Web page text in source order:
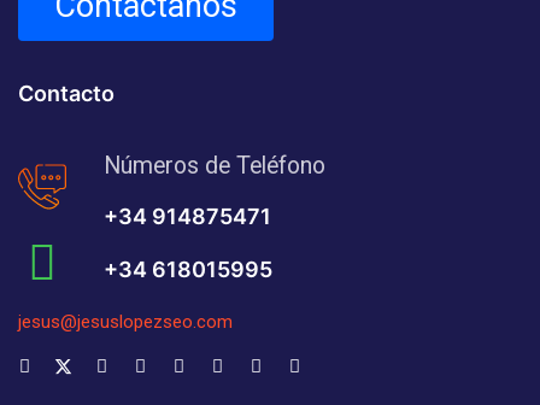
Contacto
Números de Teléfono
+34 914875471
+34 618015995
jesus@jesuslopezseo.com